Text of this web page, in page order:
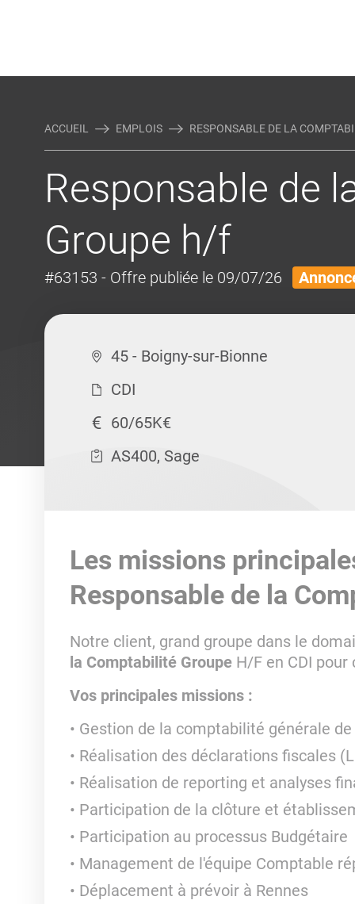
ACCUEIL EMPLOIS RESPONSABLE DE LA
Responsable de
Groupe h/f
#63153 - Offre publiée le 09/07/26
45 - Boigny-sur-Bionne
CDI
60/65K€
AS400, Sage
Les missions
Responsable de la
Notre client, grand groupe dans le
la Comptabilité Groupe H/F en CDI
Vos principales missions :
Gestion de la comptabilité générale
Réalisation des déclarations fiscales
Réalisation de reporting et analyses
Participation de la clôture et
Participation au processus Budgétaire
Management de l'équipe Comptable
Déplacement à prévoir à Rennes